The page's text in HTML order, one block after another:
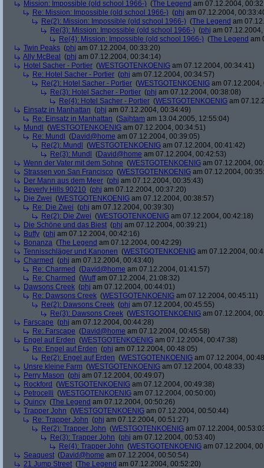
Mission: Impossible (old school 1966-) (The Legend am 07.12.2004,
Re: Mission: Impossible (old school 1966-) (phj am 07.12.2004,
Re(2): Mission: Impossible (old school 1966-) (The Legend am
Re(3): Mission: Impossible (old school 1966-) (phj am
Re(4): Mission: Impossible (old school 1966-) (The Legend am
Twin Peaks (phj am 07.12.2004, 00:33:20)
Ally McBeal
(phj am 07.12.2004, 00:34:14)
Hotel Sacher - Portier (WESTGOTENKOENIG am 07.12.2004, 00:34:41)
Re: Hotel Sacher - Portier (phj am 07.12.2004, 00:34:57)
Re(2): Hotel Sacher - Portier (WESTGOTENKOENIG am 07.12.2004,
Re(3): Hotel Sacher - Portier (phj am 07.12.2004, 00:38:08)
Re(4): Hotel Sacher - Portier (WESTGOTENKOENIG am
Einsatz in Manhattan (phj am 07.12.2004, 00:34:49)
Re: Einsatz in Manhattan (Sajhtam am 13.04.2005, 12:55:04)
Mundl
(WESTGOTENKOENIG am 07.12.2004, 00:34:51)
Re: Mundl
(David@home am 07.12.2004, 00:39:05)
Re(2): Mundl
(WESTGOTENKOENIG am 07.12.2004, 00:41:42)
Re(3): Mundl
(David@home am 07.12.2004, 00:42:53)
Wenn der Vater mit dem Sohne (WESTGOTENKOENIG am 07.12.2004,
Strassen von San Francisco (WESTGOTENKOENIG am 07.12.2004,
Der Mann aus dem Meer (phj am 07.12.2004, 00:35:43)
Beverly Hills 90210 (phj am 07.12.2004, 00:37:20)
Die Zwei (WESTGOTENKOENIG am 07.12.2004, 00:38:57)
Re: Die Zwei (phj am 07.12.2004, 00:39:30)
Re(2): Die Zwei (WESTGOTENKOENIG am 07.12.2004, 00:42:18)
Die Schöne und das Biest (phj am 07.12.2004, 00:39:21)
Buffy (phj am 07.12.2004, 00:42:16)
Bonanza (The Legend am 07.12.2004, 00:42:29)
Tennisschläger und Kanonen (WESTGOTENKOENIG am 07.12.2004,
Charmed (phj am 07.12.2004, 00:43:40)
Re: Charmed (David@home am 07.12.2004, 01:41:57)
Re: Charmed (Wuffam 07.12.2004, 21:08:32)
Dawsons Creek (phj am 07.12.2004, 00:44:01)
Re: Dawsons Creek (WESTGOTENKOENIG am 07.12.2004, 00:45:11)
Re(2): Dawsons Creek (phj am 07.12.2004, 00:45:55)
Re(3): Dawsons Creek (WESTGOTENKOENIG am 07.12.2004,
Farscape (phj am 07.12.2004, 00:44:28)
Re: Farscape (David@home am 07.12.2004, 00:45:58)
Engel auf Erden (WESTGOTENKOENIG am 07.12.2004, 00:47:38)
Re: Engel auf Erden (phj am 07.12.2004, 00:48:05)
Re(2): Engel auf Erden (WESTGOTENKOENIG am 07.12.2004,
Unsre kleine Farm (WESTGOTENKOENIG am 07.12.2004, 00:48:33)
Perry Mason (phj am 07.12.2004, 00:49:07)
Rockford (WESTGOTENKOENIG am 07.12.2004, 00:49:38)
Petrocelli (WESTGOTENKOENIG am 07.12.2004, 00:50:00)
Quincy (The Legend am 07.12.2004, 00:50:26)
Trapper John (WESTGOTENKOENIG am 07.12.2004, 00:50:44)
Re: Trapper John (phj am 07.12.2004, 00:51:27)
Re(2): Trapper John (WESTGOTENKOENIG am 07.12.2004,
Re(3): Trapper John (phj am 07.12.2004, 00:53:40)
Re(4): Trapper John (WESTGOTENKOENIG am 07.12.2004,
Seaquest (David@home am 07.12.2004, 00:50:54)
21 Jump Street (The Legend am 07.12.2004, 00:52:20)